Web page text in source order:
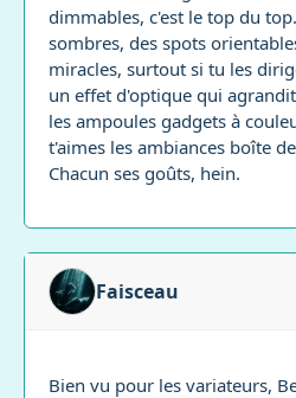
dimmables, c'est le top du
sombres, des spots
miracles, surtout si tu les
un effet d'optique qui
les ampoules gadgets à
t'aimes les ambiances boîte
Chacun ses goûts, hein.
Faisceau
Bien vu pour les variateurs,